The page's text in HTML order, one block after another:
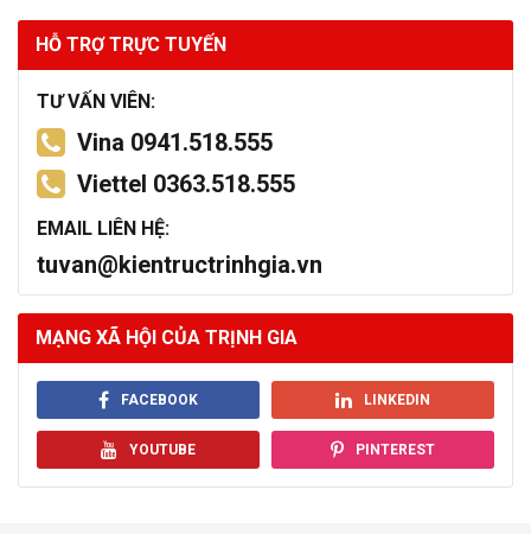
HỖ TRỢ TRỰC TUYẾN
TƯ VẤN VIÊN:
Vina 0941.518.555
Viettel 0363.518.555
EMAIL LIÊN HỆ:
tuvan@kientructrinhgia.vn
MẠNG XÃ HỘI CỦA TRỊNH GIA
FACEBOOK LINKEDIN
YOUTUBE PINTEREST